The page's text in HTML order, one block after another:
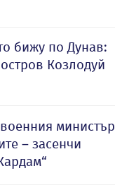
бижу по Дунав:
Козлодуй
министър
– засенчи